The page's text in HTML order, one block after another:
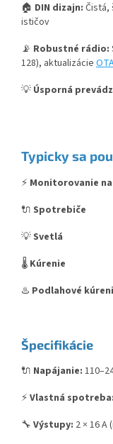
🏠 DIN dizajn: Čistá,
ističov
📡 Robustné rádio:
128), aktualizácie
💡 Úsporná
Typicky sa
⚡ Monitorovanie
🔌 Spotrebiče
💡Svetlá
🌡️ Kúrenie
♨️ Podlahové
Špecifikácie
🔌 Napájanie:
⚡ Vlastná spotreba:
🔧 Výstupy: 2 × 16 A